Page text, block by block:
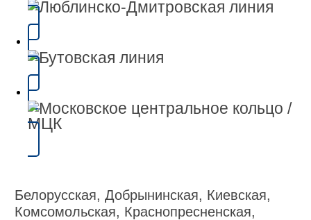
Белорусская, Добрынинская, Киевская,
Комсомольская, Краснопресненская,